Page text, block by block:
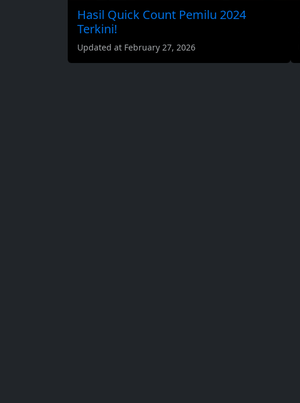
Hasil Quick Count Pemilu 2024
Terkini!
Updated at February 27, 2026